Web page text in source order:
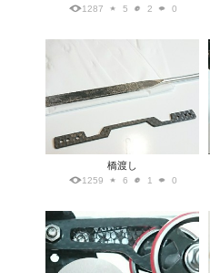
1287 5 2 0
橋渡し
1259 6 1 0